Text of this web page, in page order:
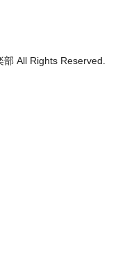
All Rights Reserved.